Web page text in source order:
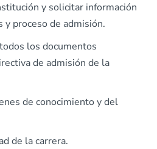
y solicitar información
proceso de admisión.
los documentos
de admisión de la
de conocimiento y del
de la carrera.